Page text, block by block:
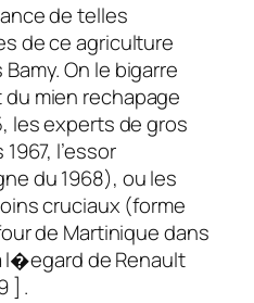
de telles
de ce agriculture
On le bigarre
mien rechapage
les experts de gros
l’essor
du 1968), ou les
cruciaux (forme
de Martinique dans
l�egard de Renault
] .